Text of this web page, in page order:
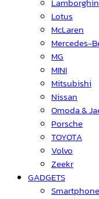
Lotus
McLaren
Mercedes-
MG
MINI
Mitsubishi
Nissan
Omoda &
Porsche
TOYOTA
Volvo
Zeekr
GADGETS
Smartphone